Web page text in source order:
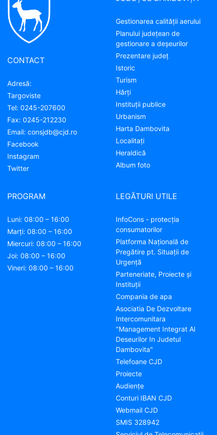
CONTACT
Adresă:
Targoviste
Tel: 0245-207600
Fax: 0245-212230
Email: consjdb@cjd.ro
Facebook
Instagram
Twitter
Gestionarea calității aerului
Planului județean de
gestionare a deșeurilor
Prezentare judeţ
Istoric
Turism
Hărţi
Instituţii publice
Urbanism
Harta Dambovita
Localitaţi
Heraldică
Album foto
LEGĂTURI UTILE
InfoCons - protecția
consumatorilor
Platforma Națională de
Pregătire pt. Situații de
Urgență
Parteneriate, Proiecte și
Instituții
Compania de apa
Asociatia De Dezvoltare
Intercomunitara
"Management Integrat Al
Deseurilor In Judetul
Dambovita"
Telefoane CJD
Proiecte
Audienţe
Conturi IBAN CJD
Webmail CJD
SMIS 328942
PROGRAM
Luni: 08:00 – 16:00
Marți: 08:00 – 16:00
Miercuri: 08:00 – 16:00
Joi: 08:00 – 16:00
Vineri: 08:00 – 16:00